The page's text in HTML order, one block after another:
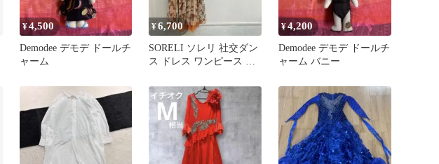
¥4,500
Demodee デモデ ドールチ
ャーム
¥6,700
SORELI ソレリ 社交ダン
ス ドレス ワンピース M
¥4,200
Demodee デモデ ドールチ
ャーム バニー